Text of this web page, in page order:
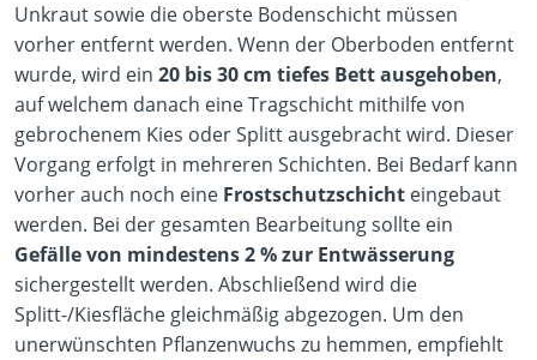
Unkraut sowie die oberste Bodenschicht müssen
vorher entfernt werden. Wenn der Oberboden entfernt
wurde, wird ein 20 bis 30 cm tiefes Bett ausgehoben,
auf welchem danach eine Tragschicht mithilfe von
gebrochenem Kies oder Splitt ausgebracht wird. Dieser
Vorgang erfolgt in mehreren Schichten. Bei Bedarf kann
vorher auch noch eine Frostschutzschicht eingebaut
werden. Bei der gesamten Bearbeitung sollte ein
Gefälle von mindestens 2 % zur Entwässerung
sichergestellt werden. Abschließend wird die
Splitt-/Kiesfläche gleichmäßig abgezogen. Um den
unerwünschten Pflanzenwuchs zu hemmen, empfiehlt